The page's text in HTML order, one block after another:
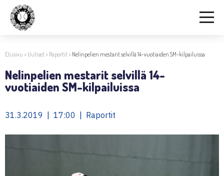
Etusivu > Uutiset> Raportit> Nelinpelien mestarit selvillä 14-vuotiaiden SM-kilpailuissa
Nelinpelien mestarit selvillä 14-
vuotiaiden SM-kilpailuissa
31.3.2019 | 17:00 | Raportit